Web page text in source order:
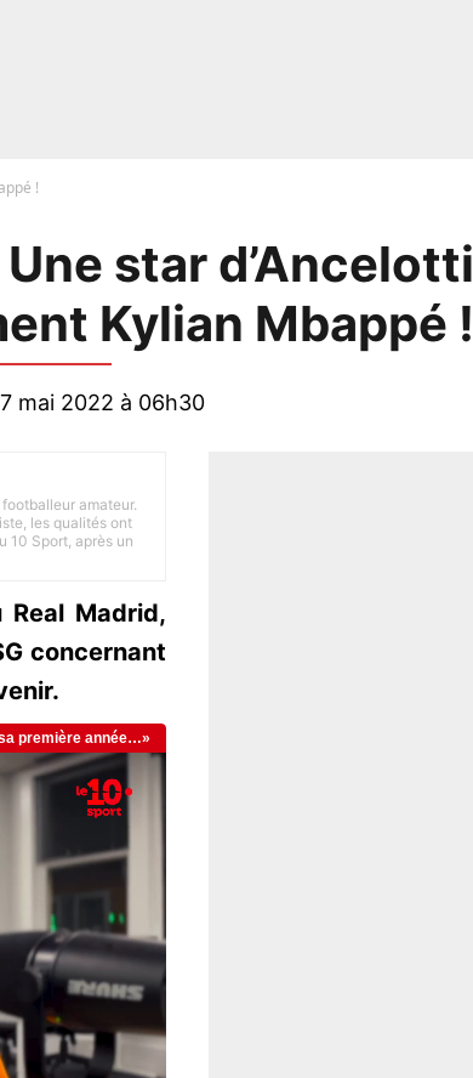
!
star d’Ancelotti
Kylian Mbappé !
mai 2022 à 06h30
amateur.
les qualités ont
10 Sport, après un
Madrid,
concernant